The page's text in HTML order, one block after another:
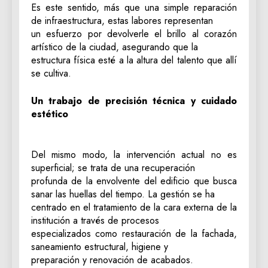
Es este sentido, más que una simple reparación
de infraestructura, estas labores representan
un esfuerzo por devolverle el brillo al corazón
artístico de la ciudad, asegurando que la
estructura física esté a la altura del talento que allí
se cultiva.
Un trabajo de precisión técnica y cuidado
estético
Del mismo modo, la intervención actual no es
superficial; se trata de una recuperación
profunda de la envolvente del edificio que busca
sanar las huellas del tiempo. La gestión se ha
centrado en el tratamiento de la cara externa de la
institución a través de procesos
especializados como restauración de la fachada,
saneamiento estructural, higiene y
preparación y renovación de acabados.